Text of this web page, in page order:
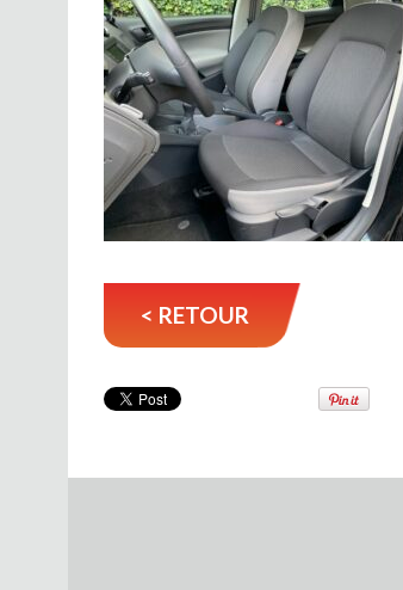
< RETOUR